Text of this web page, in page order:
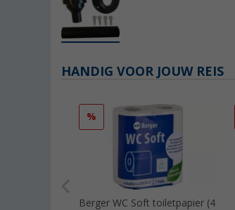
HANDIG VOOR JOUW REIS
%
Berger WC Soft toiletpapier (4